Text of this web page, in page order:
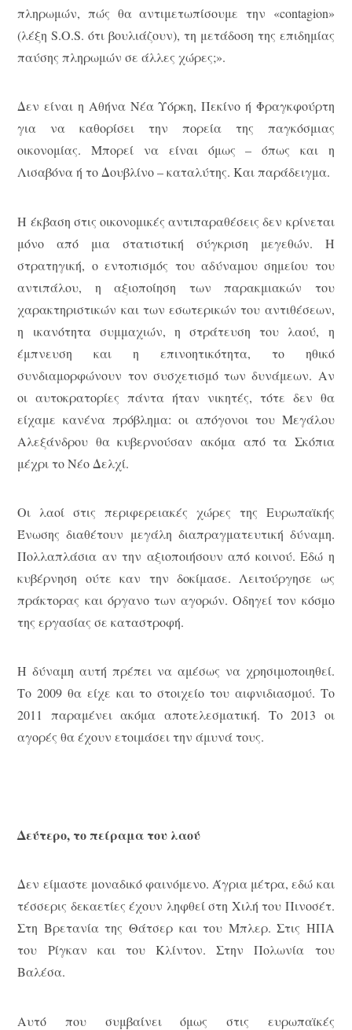
πληρωμών, πώς θα αντιμετωπίσουμε την «contagion»
(λέξη S.O.S. ότι βουλιάζουν), τη μετάδοση της επιδημίας
παύσης πληρωμών σε άλλες χώρες;».
Δεν είναι η Αθήνα Νέα Υόρκη, Πεκίνο ή Φραγκφούρτη
για να καθορίσει την πορεία της παγκόσμιας
οικονομίας. Μπορεί να είναι όμως – όπως και η
Λισαβόνα ή το Δουβλίνο – καταλύτης. Και παράδειγμα.
Η έκβαση στις οικονομικές αντιπαραθέσεις δεν κρίνεται
μόνο από μια στατιστική σύγκριση μεγεθών. Η
στρατηγική, ο εντοπισμός του αδύναμου σημείου του
αντιπάλου, η αξιοποίηση των παρακμιακών του
χαρακτηριστικών και των εσωτερικών του αντιθέσεων,
η ικανότητα συμμαχιών, η στράτευση του λαού, η
έμπνευση και η επινοητικότητα, το ηθικό
συνδιαμορφώνουν τον συσχετισμό των δυνάμεων. Αν
οι αυτοκρατορίες πάντα ήταν νικητές, τότε δεν θα
είχαμε κανένα πρόβλημα: οι απόγονοι του Μεγάλου
Αλεξάνδρου θα κυβερνούσαν ακόμα από τα Σκόπια
μέχρι το Νέο Δελχί.
Οι λαοί στις περιφερειακές χώρες της Ευρωπαϊκής
Ένωσης διαθέτουν μεγάλη διαπραγματευτική δύναμη.
Πολλαπλάσια αν την αξιοποιήσουν από κοινού. Εδώ η
κυβέρνηση ούτε καν την δοκίμασε. Λειτούργησε ως
πράκτορας και όργανο των αγορών. Οδηγεί τον κόσμο
της εργασίας σε καταστροφή.
Η δύναμη αυτή πρέπει να αμέσως να χρησιμοποιηθεί.
Το 2009 θα είχε και το στοιχείο του αιφνιδιασμού. Το
2011 παραμένει ακόμα αποτελεσματική. Το 2013 οι
αγορές θα έχουν ετοιμάσει την άμυνά τους.
Δεύτερο, το πείραμα του λαού
Δεν είμαστε μοναδικό φαινόμενο. Άγρια μέτρα, εδώ και
τέσσερις δεκαετίες έχουν ληφθεί στη Χιλή του Πινοσέτ.
Στη Βρετανία της Θάτσερ και του Μπλερ. Στις ΗΠΑ
του Ρίγκαν και του Κλίντον. Στην Πολωνία του
Βαλέσα.
Αυτό που συμβαίνει όμως στις ευρωπαϊκές